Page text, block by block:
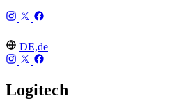
DE,de
Logitech